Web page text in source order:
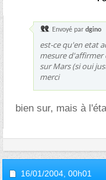
Envoyé par dgino
est-ce qu'en etat
mesure d'affirmer
sur Mars (si oui
merci
bien sur, mais à
16/01/2004, 00h01